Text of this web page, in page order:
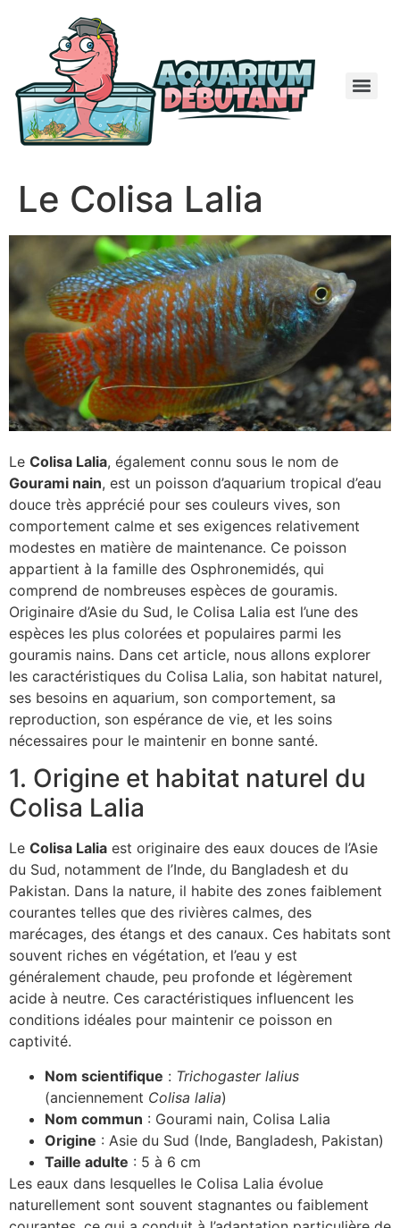
Le Colisa Lalia
Le Colisa Lalia, également connu sous le nom de
Gourami nain, est un poisson d’aquarium tropical d’eau
douce très apprécié pour ses couleurs vives, son
comportement calme et ses exigences relativement
modestes en matière de maintenance. Ce poisson
appartient à la famille des Osphronemidés, qui
comprend de nombreuses espèces de gouramis.
Originaire d’Asie du Sud, le Colisa Lalia est l’une des
espèces les plus colorées et populaires parmi les
gouramis nains. Dans cet article, nous allons explorer
les caractéristiques du Colisa Lalia, son habitat naturel,
ses besoins en aquarium, son comportement, sa
reproduction, son espérance de vie, et les soins
nécessaires pour le maintenir en bonne santé.
1. Origine et habitat naturel du
Colisa Lalia
Le Colisa Lalia est originaire des eaux douces de l’Asie
du Sud, notamment de l’Inde, du Bangladesh et du
Pakistan. Dans la nature, il habite des zones faiblement
courantes telles que des rivières calmes, des
marécages, des étangs et des canaux. Ces habitats sont
souvent riches en végétation, et l’eau y est
généralement chaude, peu profonde et légèrement
acide à neutre. Ces caractéristiques influencent les
conditions idéales pour maintenir ce poisson en
captivité.
Nom scientifique : Trichogaster lalius
(anciennement Colisa lalia)
Nom commun : Gourami nain, Colisa Lalia
Origine : Asie du Sud (Inde, Bangladesh, Pakistan)
Taille adulte : 5 à 6 cm
Les eaux dans lesquelles le Colisa Lalia évolue
naturellement sont souvent stagnantes ou faiblement